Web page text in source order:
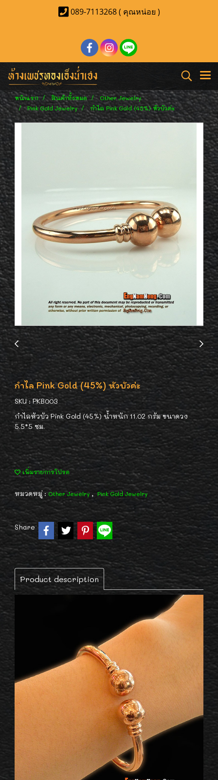
089-7113268 ( คุณหน่อย )
หน้าแรก สินค้าทั้งหมด
Other Jewelry
Pink Gold Jewelry
กำไล Pink Gold (45%) หัวบัวค่ะ
กำไล Pink Gold (45%) หัวบัวค่ะ
SKU : PKB003
กำไลหัวบัว Pink Gold (45%) น้ำหนัก 11.02 กรัม ขนาดวง
5.5*5 ซม.
เพิ่มรายการโปรด
หมวดหมู่ : Other Jewelry , Pink Gold Jewelry
Share
Product description